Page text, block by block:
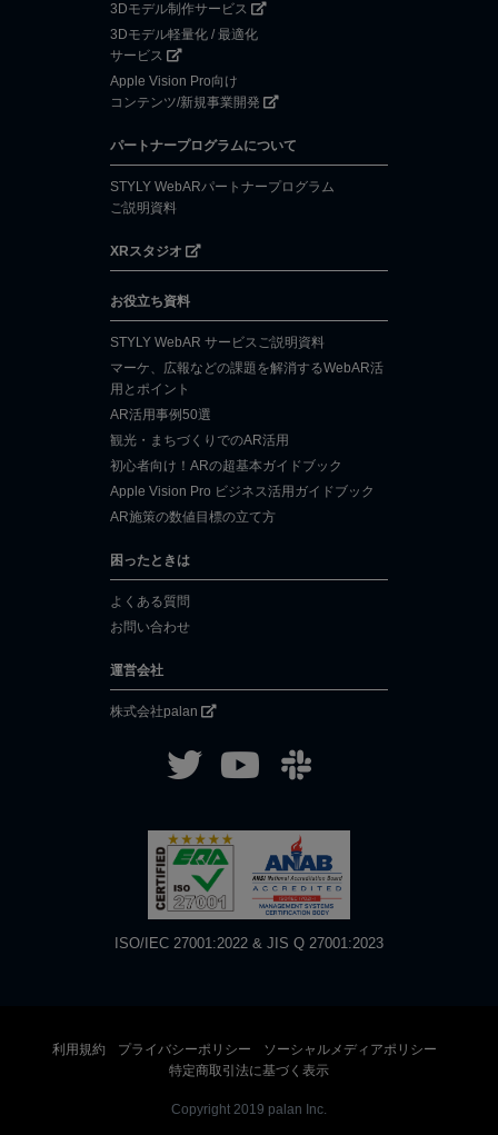
3Dモデル制作サービス
3Dモデル軽量化 / 最適化
サービス
Apple Vision Pro向け
コンテンツ/新規事業開発
パートナープログラムについて
STYLY WebARパートナープログラム
ご説明資料
XRスタジオ
お役立ち資料
STYLY WebAR サービスご説明資料
マーケ、広報などの課題を解消するWebAR活
用とポイント
AR活用事例50選
観光・まちづくりでのAR活用
初心者向け！ARの超基本ガイドブック
Apple Vision Pro ビジネス活用ガイドブック
AR施策の数値目標の立て方
困ったときは
よくある質問
お問い合わせ
運営会社
株式会社palan
ISO/IEC 27001:2022 & JIS Q 27001:2023
利用規約 プライバシーポリシー
ソーシャルメディアポリシー
特定商取引法に基づく表示
Copyright 2019 palan Inc.